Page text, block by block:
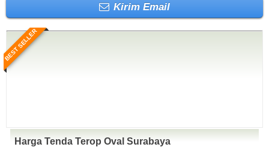
Kirim Email
BEST SELLER
Harga Tenda Terop Oval Surabaya